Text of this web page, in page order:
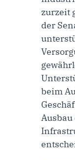
zurzeit
der
beim